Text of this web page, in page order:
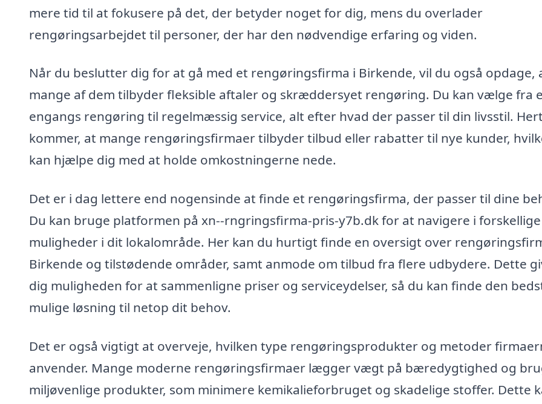
mere tid til at fokusere på det, der betyder noget for dig, mens du overlader
rengøringsarbejdet til personer, der har den nødvendige erfaring og viden.
Når du beslutter dig for at gå med et rengøringsfirma i Birkende, vil du også opdage,
mange af dem tilbyder fleksible aftaler og skræddersyet rengøring. Du kan vælge fra
engangs rengøring til regelmæssig service, alt efter hvad der passer til din livsstil.
kommer, at mange rengøringsfirmaer tilbyder tilbud eller rabatter til nye kunder,
kan hjælpe dig med at holde omkostningerne nede.
Det er i dag lettere end nogensinde at finde et rengøringsfirma, der passer til dine
Du kan bruge platformen på xn--rngringsfirma-pris-y7b.dk for at navigere i forskellige
muligheder i dit lokalområde. Her kan du hurtigt finde en oversigt over
Birkende og tilstødende områder, samt anmode om tilbud fra flere udbydere. Dette
dig muligheden for at sammenligne priser og serviceydelser, så du kan finde den
mulige løsning til netop dit behov.
Det er også vigtigt at overveje, hvilken type rengøringsprodukter og metoder
anvender. Mange moderne rengøringsfirmaer lægger vægt på bæredygtighed og
miljøvenlige produkter, som minimere kemikalieforbruget og skadelige stoffer. Dette